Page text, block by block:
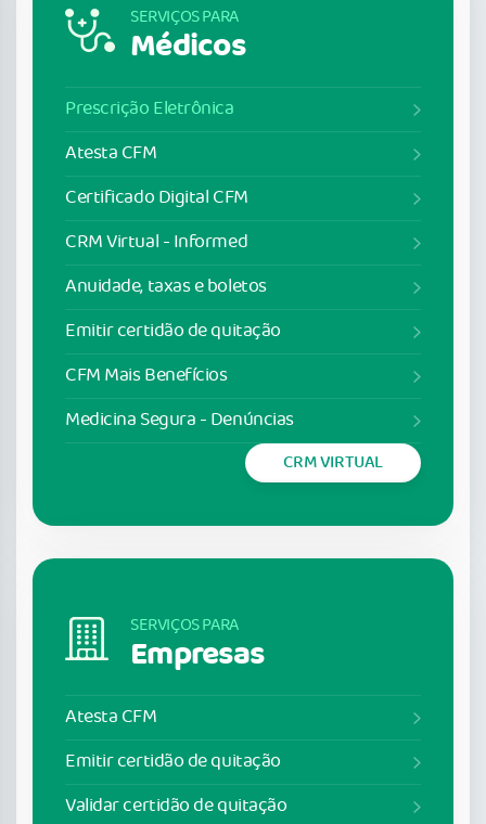
SERVIÇOS PARA
Médicos
Prescrição Eletrônica
Atesta CFM
Certificado Digital CFM
CRM Virtual - Informed
Anuidade, taxas e boletos
Emitir certidão de quitação
CFM Mais Benefícios
Medicina Segura - Denúncias
CRM VIRTUAL
SERVIÇOS PARA
Empresas
Atesta CFM
Emitir certidão de quitação
Validar certidão de quitação